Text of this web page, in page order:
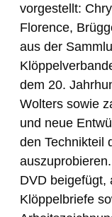
vorgestellt:
Florence,
aus der
dem 20.
Wolters sowie
und neue
den Technikteil
DVD beigefügt,
Klöppelbriefe